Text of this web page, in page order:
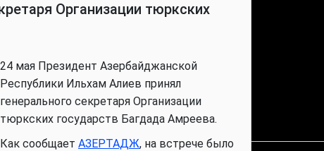
İdmanНовые технологии
Организации тюркских
24 мая Президент Азербайджанской
Республики Ильхам Алиев принял
генерального секретаря Организации
тюркских государств Багдада Амреева.
Как сообщает АЗЕРТАДЖ, на встрече было